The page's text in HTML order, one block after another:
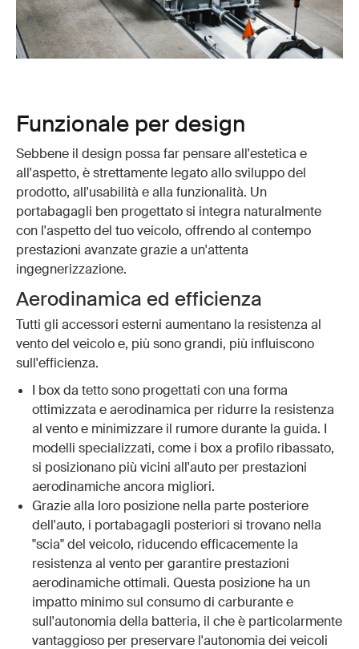
Funzionale per design
Sebbene il design possa far pensare all'estetica e
all'aspetto, è strettamente legato allo sviluppo del
prodotto, all'usabilità e alla funzionalità. Un
portabagagli ben progettato si integra naturalmente
con l'aspetto del tuo veicolo, offrendo al contempo
prestazioni avanzate grazie a un'attenta
ingegnerizzazione.
Aerodinamica ed efficienza
Tutti gli accessori esterni aumentano la resistenza al
vento del veicolo e, più sono grandi, più influiscono
sull'efficienza.
I box da tetto sono progettati con una forma
ottimizzata e aerodinamica per ridurre la resistenza
al vento e minimizzare il rumore durante la guida. I
modelli specializzati, come i box a profilo ribassato,
si posizionano più vicini all'auto per prestazioni
aerodinamiche ancora migliori.
Grazie alla loro posizione nella parte posteriore
dell'auto, i portabagagli posteriori si trovano nella
"scia" del veicolo, riducendo efficacemente la
resistenza al vento per garantire prestazioni
aerodinamiche ottimali. Questa posizione ha un
impatto minimo sul consumo di carburante e
sull'autonomia della batteria, il che è particolarmente
vantaggioso per preservare l'autonomia dei veicoli